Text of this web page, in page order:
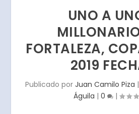
UNO A
FORTALEZA,
2019
Publicado por Juan Camilo Piza |
Águila | 0 |